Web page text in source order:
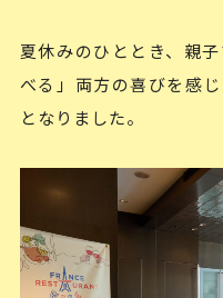
夏休みのひととき、親
べる」両方の喜びを感
となりました。